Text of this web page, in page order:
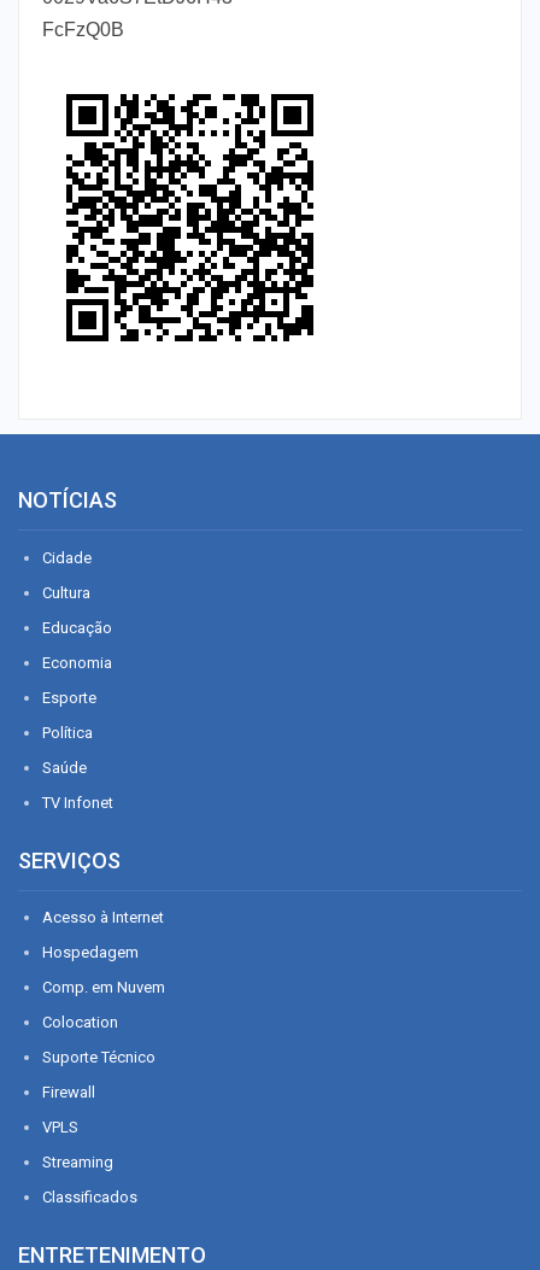
FcFzQ0B
NOTÍCIAS
Cidade
Cultura
Educação
Economia
Esporte
Política
Saúde
TV Infonet
SERVIÇOS
Acesso à Internet
Hospedagem
Comp. em Nuvem
Colocation
Suporte Técnico
Firewall
VPLS
Streaming
Classificados
ENTRETENIMENTO